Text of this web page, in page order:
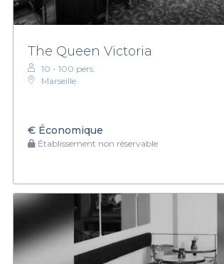
The Queen Victoria
10 - 100 pers.
Marseille
€ Économique
Établissement non réservable